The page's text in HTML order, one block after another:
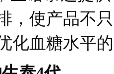
，使产品不
化血糖水平